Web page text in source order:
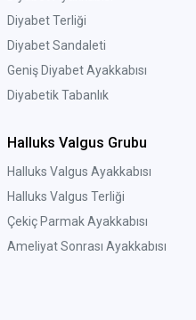
Diyabet Terliği
Diyabet Sandaleti
Geniş Diyabet Ayakkabısı
Diyabetik Tabanlık
Halluks Valgus Grubu
Halluks Valgus Ayakkabısı
Halluks Valgus Terliği
Çekiç Parmak Ayakkabısı
Ameliyat Sonrası Ayakkabısı